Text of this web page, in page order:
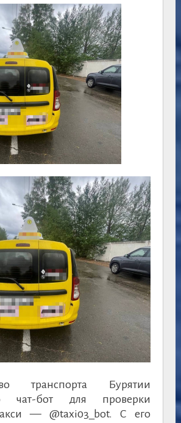
транспорта Бурятии
чат-бот для проверки
— @taxi03_bot. С его